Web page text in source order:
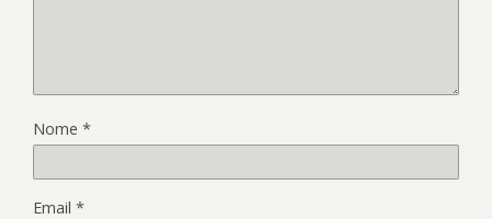
Nome *
Email *